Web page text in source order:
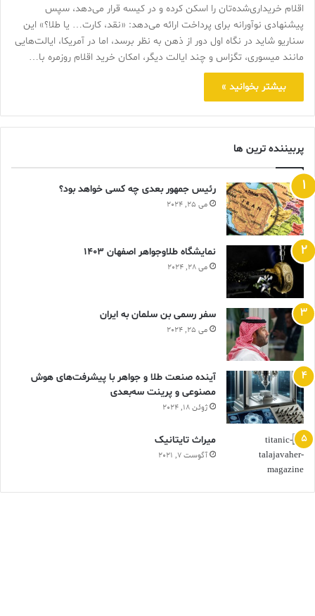
اقلام خریداری‌شده‌تان را اسکن کرده و در کیسه قرار می‌دهد، سپس
پیشنهادی نوآورانه برای پرداخت ارائه می‌دهد: «نقد، کارت… یا طلا؟» این
سناریو شاید در نگاه اول دور از ذهن به نظر برسد، اما در آمریکا، ایالت‌هایی
مانند میسوری، تگزاس و چند ایالت دیگر، امکان خرید اقلام روزمره با…
بیشتر بخوانید »
پربیننده ترین ها
رئیس جمهور بعدی چه کسی خواهد بود؟
می 25, 2024
نمایشگاه طلاوجواهر اصفهان 1403
می 28, 2024
سفر رسمی بن سلمان به ایران
می 25, 2024
آینده صنعت طلا و جواهر با پیشرفت‌های هوش
مصنوعی و پرینت سه‌بعدی
ژوئن 18, 2024
ميراث تايتانيک
آگوست 7, 2021